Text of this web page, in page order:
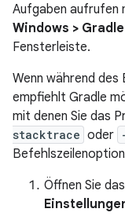
Aufgaben aufrufen
Windows > Gradle
Fensterleiste.
Wenn während
empfiehlt Gradle
mit denen Sie das
stacktrace oder
Öffnen Sie